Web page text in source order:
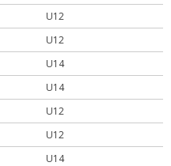
U12
U12
U14
U14
U12
U12
U14